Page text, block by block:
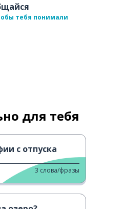
тебя понимали
для тебя
с отпуска
3 слова/фразы